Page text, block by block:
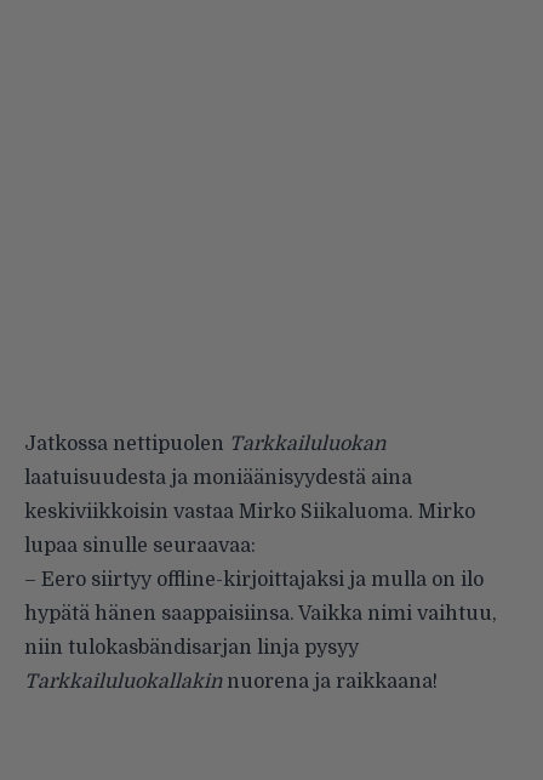
Jatkossa nettipuolen Tarkkailuluokan
laatuisuudesta ja moniäänisyydestä aina
keskiviikkoisin vastaa Mirko Siikaluoma. Mirko
lupaa sinulle seuraavaa:
– Eero siirtyy offline-kirjoittajaksi ja mulla on ilo
hypätä hänen saappaisiinsa. Vaikka nimi vaihtuu,
niin tulokasbändisarjan linja pysyy
Tarkkailuluokallakinnuorena ja raikkaana!